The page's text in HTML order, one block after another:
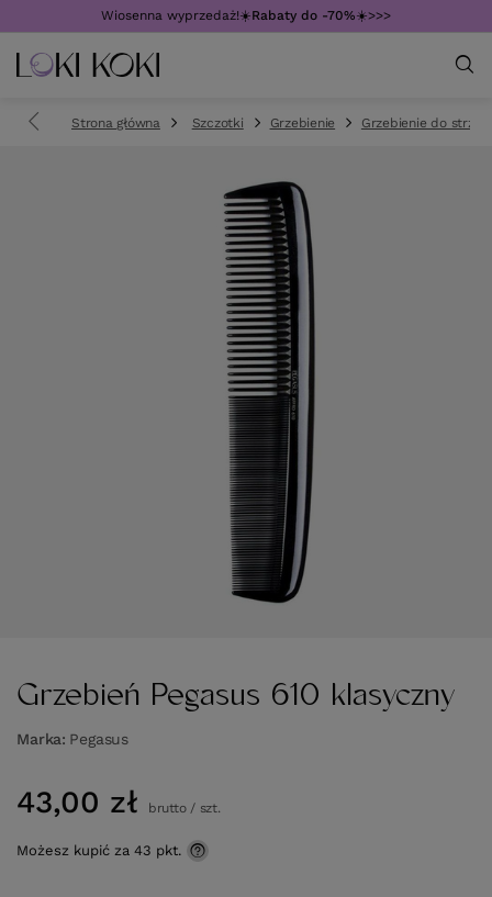
Wiosenna wyprzedaż!☀️Rabaty do -70%☀️>>>
Strona główna Szczotki Grzebienie Grzebienie do
Grzebień Pegasus 610 klasyczny
Marka Pegasus
43,00 zł brutto/ szt.
Możesz kupić za 43 pkt.